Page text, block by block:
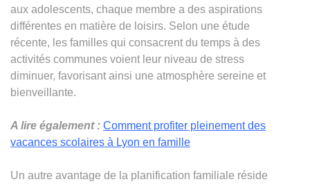
aux adolescents, chaque membre a des aspirations
différentes en matière de loisirs. Selon une étude
récente, les familles qui consacrent du temps à des
activités communes voient leur niveau de stress
diminuer, favorisant ainsi une atmosphère sereine et
bienveillante.
A lire également : Comment profiter pleinement des
vacances scolaires à Lyon en famille
Un autre avantage de la planification familiale réside